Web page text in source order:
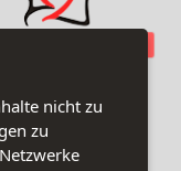
nicht zu
zu